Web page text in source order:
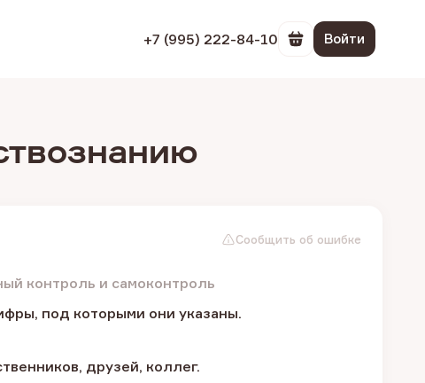
+7 (995) 222-84-10 Перейти в
Войти
Сообщить об ошибке
контроль и самоконтроль
под которыми они указаны.
друзей, коллег.